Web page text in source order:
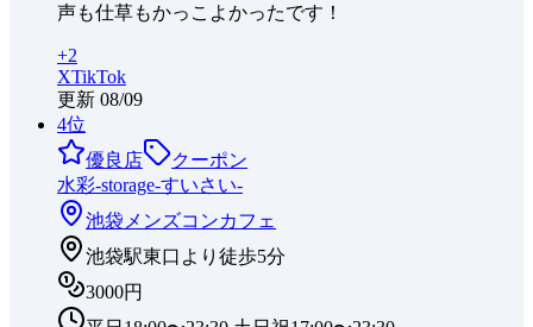
声も仕草もかっこよかったです！
+2
XTikTok
更新 08/09
4位
優良店
クーポン
水彩-storage-すいさい-
池袋 メンズコンカフェ
池袋駅東口より徒歩5分
3000円